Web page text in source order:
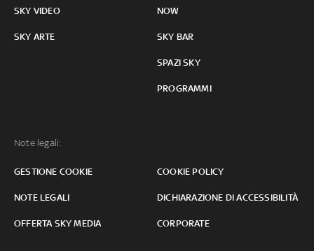
SKY VIDEO
SKY ARTE
NOW
SKY BAR
SPAZI SKY
PROGRAMMI
Note legali:
GESTIONE COOKIE COOKIE POLICY
NOTE LEGALI DICHIARAZIONE DI ACCESSIBILITÀ
OFFERTA SKY MEDIA CORPORATE